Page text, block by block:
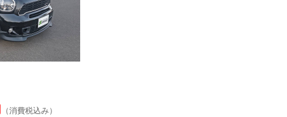
（消費税込み）